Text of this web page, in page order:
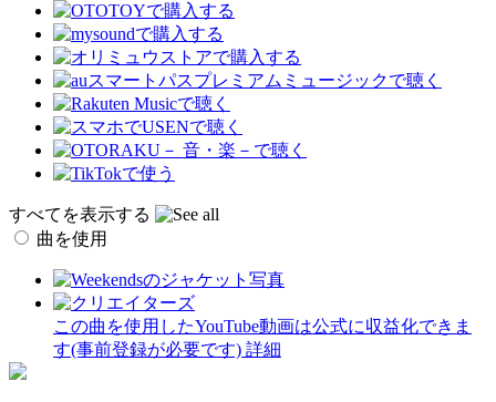
すべてを表示する
曲を使用
この曲を使用したYouTube動画は公式に収益化できま
す(事前登録が必要です) 詳細